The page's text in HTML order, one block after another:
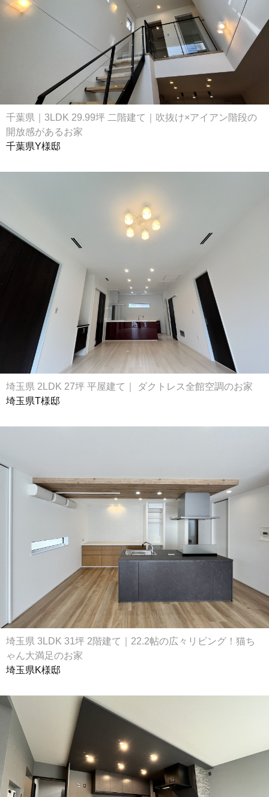
千葉県｜3LDK 29.99坪 二階建て｜吹抜け×アイアン階段の
開放感があるお家
千葉県Y様邸
埼玉県 2LDK 27坪 平屋建て｜ ダクトレス全館空調のお家
埼玉県T様邸
埼玉県 3LDK 31坪 2階建て｜22.2帖の広々リビング！猫ち
ゃん大満足のお家
埼玉県K様邸